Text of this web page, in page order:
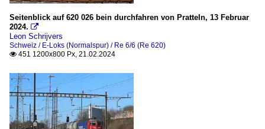
Seitenblick auf 620 026 bein durchfahren von Pratteln, 13 Februar
2024. 
Leon Schrijvers
Schweiz / E-Loks (Normalspur) / Re 6/6 (Re 620)
 451 1200x800 Px, 21.02.2024